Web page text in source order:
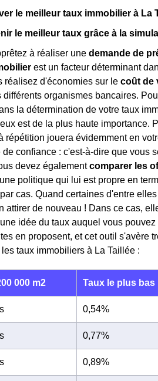
le meilleur taux immobilier à La
le meilleur taux grâce à la
à réaliser une demande de
est un facteur déterminant
réalisez d'économies sur le coût de
différents organismes bancaires.
la détermination de votre taux
est de la plus haute importance.
répétition jouera évidemment en
confiance : c'est-à-dire que vous
devez égalementcomparer les
politique qui lui est propre en
cas. Quand certaines d'entre
attirer de nouveau ! Dans ce cas,
idée du taux auquel vous
en proposent, et cet outil s'avère
taux immobiliers à La Taillée :
000 m2 Taux le plus bas
0,54%
0,77%
0,89%